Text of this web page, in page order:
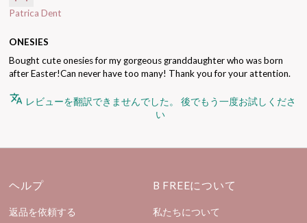
Patrica Dent
ONESIES
Bought cute onesies for my gorgeous granddaughter who was born
after Easter!Can never have too many! Thank you for your attention.
レビューを翻訳できませんでした。 後でもう一度お試しくださ
い
ヘルプ
返品を依頼する
B FREEについて
私たちについて